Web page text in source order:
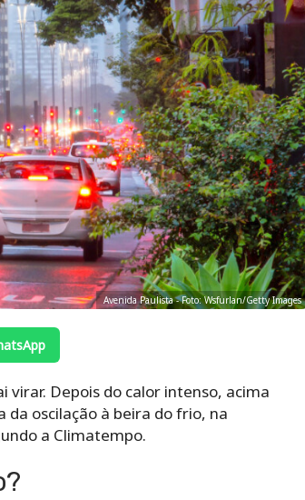
Avenida Paulista - Foto: Wsfurlan/Getty Images
virar. Depois do calor intenso, acima
da oscilação à beira do frio, na
a Climatempo.